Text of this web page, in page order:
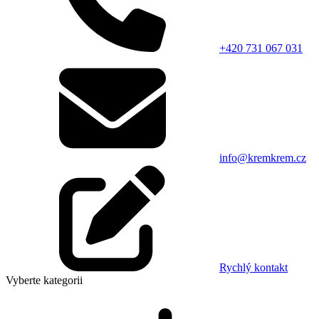
+420 731 067 031
info@kremkrem.cz
Rychlý kontakt
Vyberte kategorii